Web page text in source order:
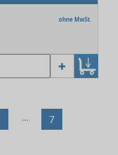
ohne MwSt.
... 7